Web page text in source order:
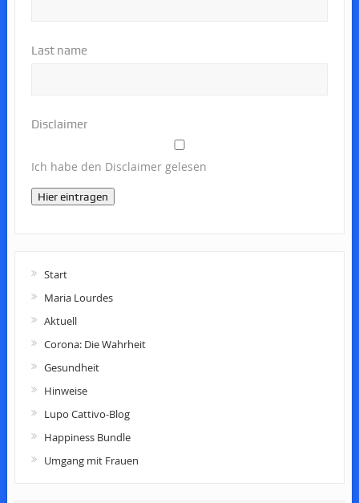
Last name
Disclaimer
Ich habe den Disclaimer gelesen
Hier eintragen
Start
Maria Lourdes
Aktuell
Corona: Die Wahrheit
Gesundheit
Hinweise
Lupo Cattivo-Blog
Happiness Bundle
Umgang mit Frauen